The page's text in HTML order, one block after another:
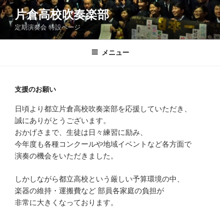
コ
ン
ン
片倉高校吹奏楽部
定期演奏会 特設ページ
メニュー
支援のお願い
日頃より都立片倉高校吹奏楽部を応援していただき、
誠にありがとうございます。
おかげさまで、生徒は日々練習に励み、
今年度も各種コンクールや地域イベントなど各方面で
演奏の機会をいただきました。
しかしながら都立高校という厳しい予算環境の中、
楽器の維持・運搬費など 部員各家庭の負担が
非常に大きくなっております。